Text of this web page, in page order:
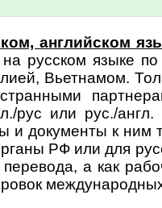
английском
на русском языке
Вьетнамом.
рус или рус./
и документы к
РФ или для
а как